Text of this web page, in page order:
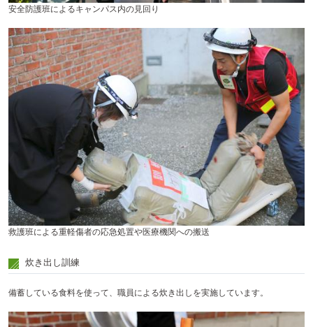
安全防護班によるキャンパス内の見回り
救護班による重軽傷者の応急処置や医療機関への搬送
炊き出し訓練
備蓄している食料を使って、職員による炊き出しを実施しています。